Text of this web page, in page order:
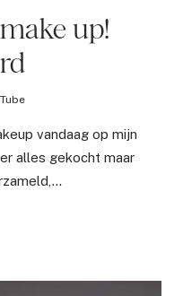
up!
vandaag op mijn
alles gekocht maar